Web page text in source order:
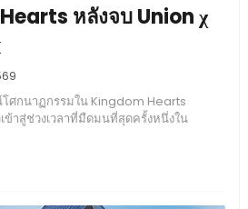
หลังจบ Union χ
ศกนาฏกรรมใน Kingdom Hearts
ข้าสู่ช่วงเวลาที่มืดมนที่สุดครั้งหนึ่งใน